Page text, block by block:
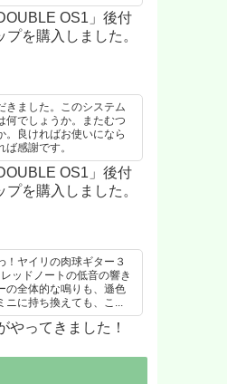
OS1」後付
を購入しました。
きました。このシステム
何でしょうか。またむつ
。良ければお使いになら
感謝です。
OS1」後付
を購入しました。
！ヤイリの肉球ギター３
ッドノートの低音の響き
の全体的な鳴りも、遜色
に持ち換えても、こ...
やってきました！